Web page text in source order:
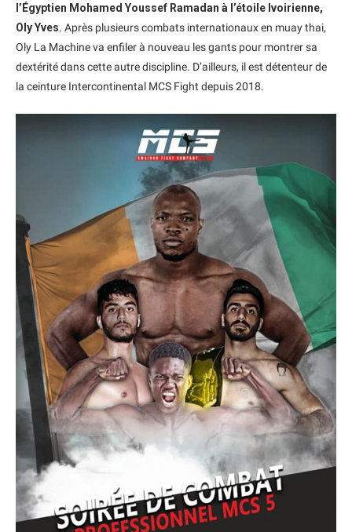
l’Égyptien Mohamed Youssef Ramadan à l’étoile Ivoirienne,
Oly Yves. Après plusieurs combats internationaux en muay thai,
Oly La Machine va enfiler à nouveau les gants pour montrer sa
dextérité dans cette autre discipline. D’ailleurs, il est détenteur de
la ceinture Intercontinental MCS Fight depuis 2018.